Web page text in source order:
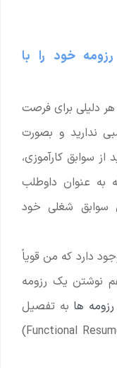
خود را با
هر دلیلی برای فرصت
ندارید و بصورت
سوابق کارآموزی،
به عنوان داوطلب
سوابق شغلی خود
دارد که من قویاً
نوشتن یک رزومه
ها به تفصیل
راجع به رزومه کاربردی یا فانکشنال (Functional Resume)